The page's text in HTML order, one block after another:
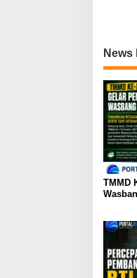
News
TMMD